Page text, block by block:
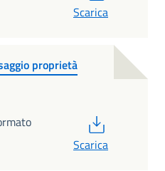
Scarica
proprietà
Scarica